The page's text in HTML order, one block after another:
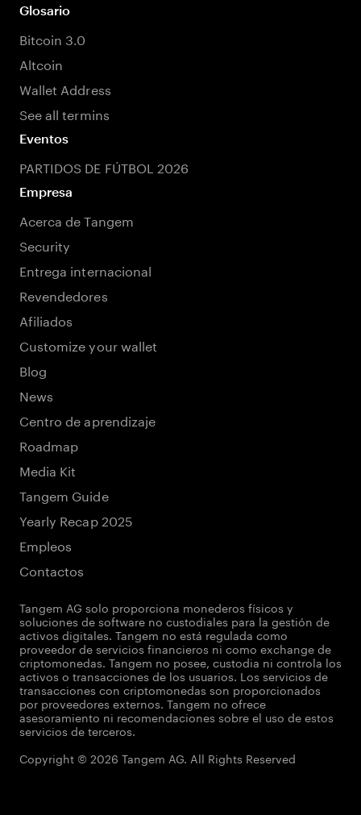
Glosario
Bitcoin 3.0
Altcoin
Wallet Address
See all termins
Eventos
PARTIDOS DE FÚTBOL 2026
Empresa
Acerca de Tangem
Security
Entrega internacional
Revendedores
Afiliados
Customize your wallet
Blog
News
Centro de aprendizaje
Roadmap
Media Kit
Tangem Guide
Yearly Recap 2025
Empleos
Contactos
Tangem AG solo proporciona monederos físicos y
soluciones de software no custodiales para la gestión de
activos digitales. Tangem no está regulada como
proveedor de servicios financieros ni como exchange de
criptomonedas. Tangem no posee, custodia ni controla los
activos o transacciones de los usuarios. Los servicios de
transacciones con criptomonedas son proporcionados
por proveedores externos. Tangem no ofrece
asesoramiento ni recomendaciones sobre el uso de estos
servicios de terceros.